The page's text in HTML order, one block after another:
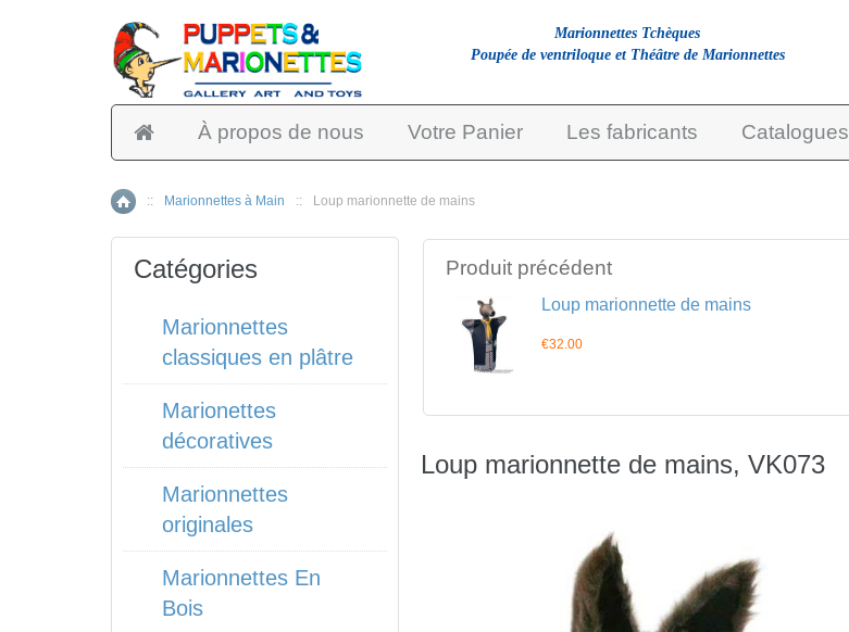
À propos de nous Votre Panier Les fabricants Catalogues
Accueil
:: Marionnettes à Main :: Loup marionnette de mains
Produit précédent
Loup marionnette de mains
€32.00
Loup marionnette de mains, VK073
Catégories
Marionnettes
classiques en plâtre
Marionettes
décoratives
Marionnettes
originales
Marionnettes En
Bois
Marionnettes Tchèques
Poupée de ventriloque et Théâtre de Marionnettes